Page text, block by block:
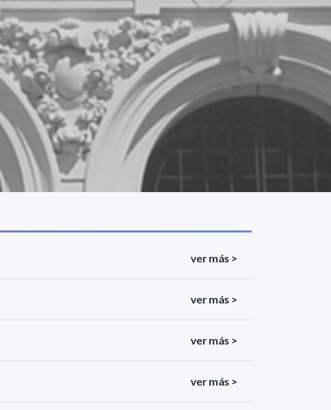
ver más >
ver más >
ver más >
ver más >